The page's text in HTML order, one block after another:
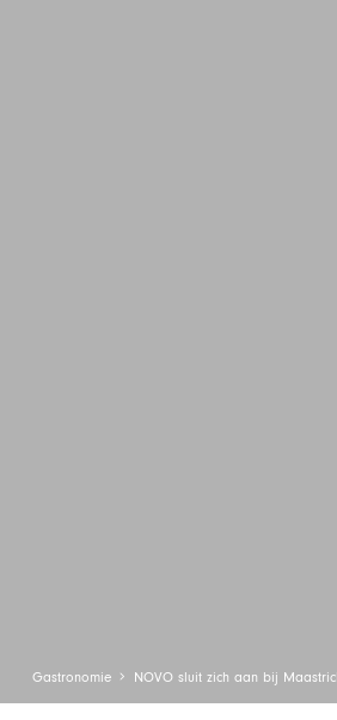
Gastronomie NOVO sluit zich aan bij